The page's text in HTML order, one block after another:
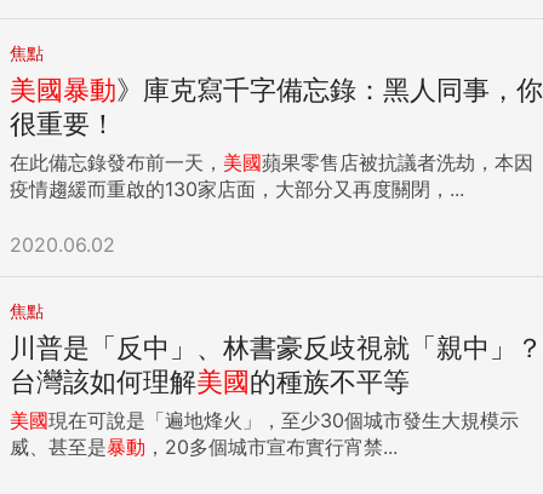
焦點
美國暴動》庫克寫千字備忘錄：黑人同事，你
很重要！
在此備忘錄發布前一天， 美國蘋果零售店被抗議者洗劫，本因
疫情趨緩而重啟的130家店面，大部分又再度關閉，...
2020.06.02
焦點
川普是「反中」、林書豪反歧視就「親中」？
台灣該如何理解美國的種族不平等
美國現在可說是「遍地烽火」，至少30個城市發生大規模示
威、甚至是暴動 ，20多個城市宣布實行宵禁...